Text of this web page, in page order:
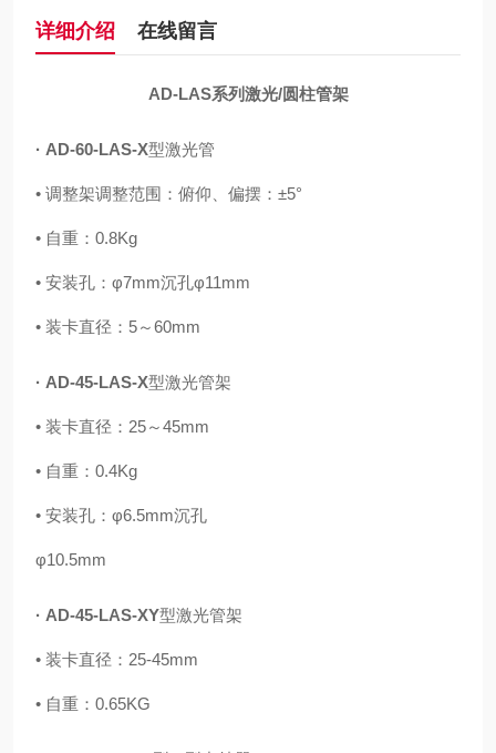
详细介绍 在线留言
AD-LAS系列激光/圆柱管架
· AD-60-LAS-X型激光管
• 调整架调整范围：俯仰、偏摆：±5°
• 自重：0.8Kg
• 安装孔：φ7mm沉孔φ11mm
• 装卡直径：5～60mm
· AD-45-LAS-X型激光管架
• 装卡直径：25～45mm
• 自重：0.4Kg
• 安装孔：φ6.5mm沉孔
φ10.5mm
· AD-45-LAS-XY型激光管架
• 装卡直径：25-45mm
• 自重：0.65KG